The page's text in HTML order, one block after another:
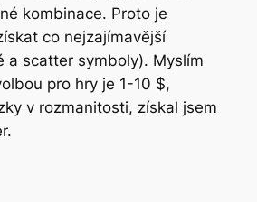
kombinace. Proto je
co nejzajímavější
a scatter symboly). Myslím
pro hry je 1-10 $,
v rozmanitosti, získal jsem